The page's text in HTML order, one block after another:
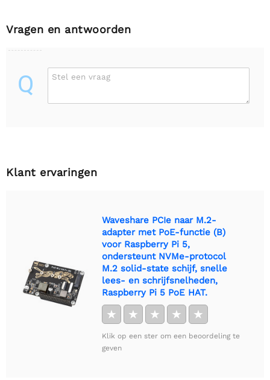
Vragen en antwoorden
Q Stel een vraag
Klant ervaringen
Waveshare PCIe naar M.2-
adapter met PoE-functie (B)
voor Raspberry Pi 5,
ondersteunt NVMe-protocol
M.2 solid-state schijf, snelle
lees- en schrijfsnelheden,
Raspberry Pi 5 PoE HAT.
★ ★ ★ ★ ★
Klik op een ster om een beoordeling te
geven